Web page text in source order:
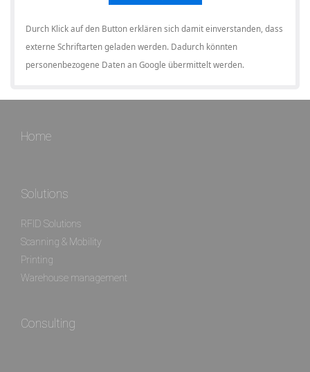
Durch Klick auf den Button erklären sich damit einverstanden, dass
externe Schriftarten geladen werden. Dadurch könnten
personenbezogene Daten an Google übermittelt werden.
Home
Solutions
RFID Solutions
Scanning & Mobility
Printing
Warehouse management
Consulting